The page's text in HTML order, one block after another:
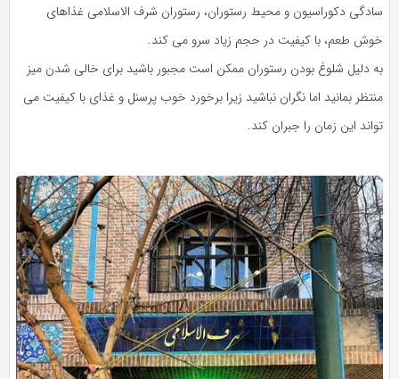
سادگی دکوراسیون و محیط رستوران، رستوران شرف الاسلامی غذاهای
خوش طعم، با کیفیت در حجم زیاد سرو می کند.
به دلیل شلوغ بودن رستوران ممکن است مجبور باشید برای خالی شدن میز
منتظر بمانید اما نگران نباشید زیرا برخورد خوب پرسنل و غذای با کیفیت می
تواند این زمان را جبران کند.